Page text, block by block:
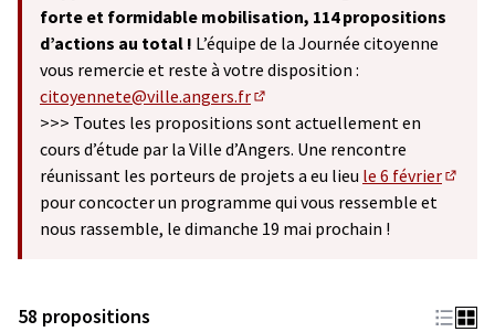
forte et formidable mobilisation, 114 propositions
d’actions au total ! L’équipe de la Journée citoyenne
vous remercie et reste à votre disposition :
citoyennete@ville.angers.fr
(S'ouvre dans un nouvel onglet)
>>> Toutes les propositions sont actuellement en
cours d’étude par la Ville d’Angers. Une rencontre
réunissant les porteurs de projets a eu lieu le 6 février
pour concocter un programme qui vous ressemble et
nous rassemble, le dimanche 19 mai prochain !
58 propositions